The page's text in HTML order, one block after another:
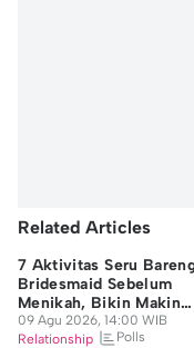
Related Articles
7 Aktivitas Seru
Bridesmaid Sebelum
Menikah, Bikin Makin
Kompak!
09 Agu 2026, 14:00 WIB
Relationship
Polls